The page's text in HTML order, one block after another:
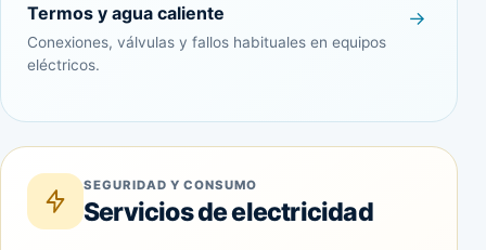
Termos y agua caliente
Conexiones, válvulas y fallos habituales en equipos
eléctricos.
SEGURIDAD Y CONSUMO
Servicios de electricidad